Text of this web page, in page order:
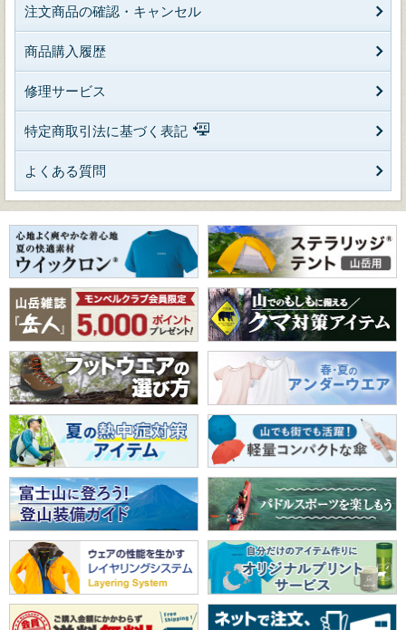
注文商品の確認・キャンセル
商品購入履歴
修理サービス
特定商取引法に基づく表記
よくある質問